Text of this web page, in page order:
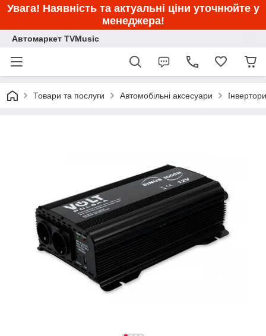
Увага! Наявність та актуальні ціни уточнюйте у
менеджера!
Автомаркет TVMusic
Товари та послуги Автомобільні аксесуари Інвертори